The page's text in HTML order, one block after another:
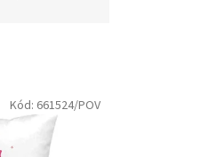
Kód: 661524/POV